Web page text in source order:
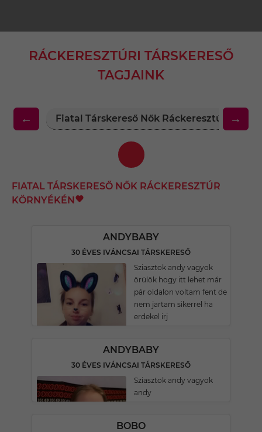
RÁCKERESZTÚRI TÁRSKERESŐ
TAGJAINK
← Fiatal Társkereső Nők Ráckeresztúr →
FIATAL TÁRSKERESŐ NŐK RÁCKERESZTÚR
KÖRNYÉKÉN
ANDYBABY
30 ÉVES IVÁNCSAI TÁRSKERESŐ
Sziasztok andy vagyok
örülök hogy itt lehet már
pár oldalon voltam fent de
nem jartam sikerrel ha
erdekel irj
ANDYBABY
30 ÉVES IVÁNCSAI TÁRSKERESŐ
Sziasztok andy vagyok
andy
BOBO